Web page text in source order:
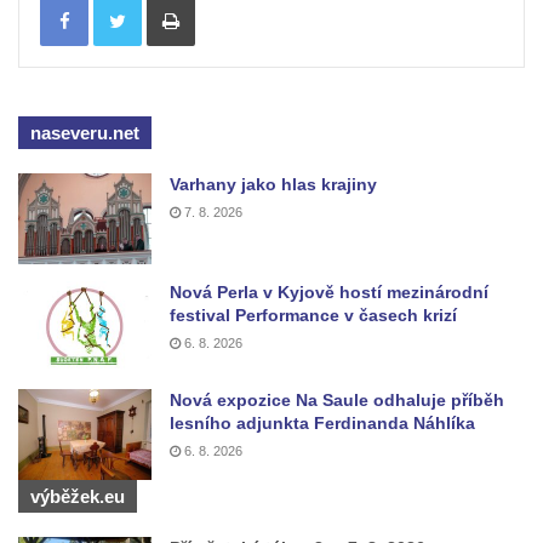
Dům obuvi Baťa v Liberci
Hotel Cristal v Železném Brodě
Spořitelna v Semilech
Dům čp. 2 v Semilech (sídlo Muzea a
Pojizerské galerie)
Obecní dům v Semilech
Pila U Lišáka u Rabštejna nad Střelou
Bývalá fara v Pražské ulici v Bochově
Fara u kostela svatých Petra a Pavla ve
Žluticích
Fuchsova vila v České Kamenici
Robert Fuchs, papírna v České Kamenici
Bývalá továrna Florian Hübel, tkalcovna u
naseveru.net
Varhany jako hlas krajiny
7. 8. 2026
Nová Perla v Kyjově hostí mezinárodní
festival Performance v časech krizí
6. 8. 2026
Nová expozice Na Saule odhaluje příběh
lesního adjunkta Ferdinanda Náhlíka
6. 8. 2026
výběžek.eu